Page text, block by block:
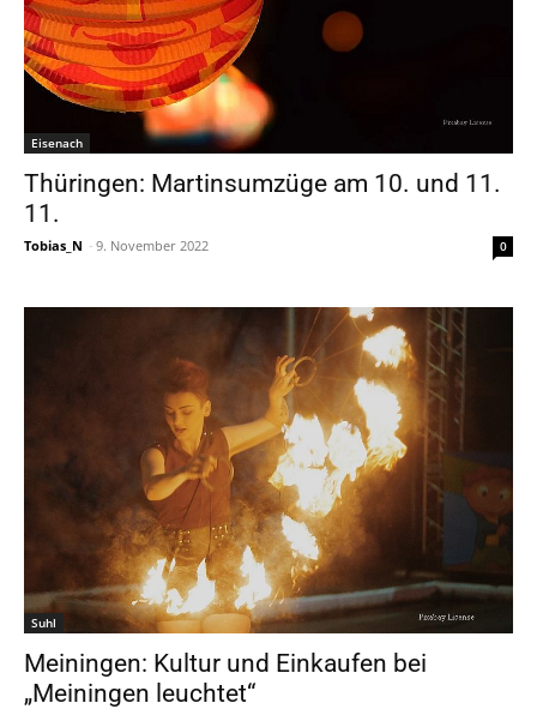
Eisenach
Thüringen: Martinsumzüge am 10. und 11.
11.
Tobias_N - 9. November 2022 0
Suhl
Meiningen: Kultur und Einkaufen bei
„Meiningen leuchtet“